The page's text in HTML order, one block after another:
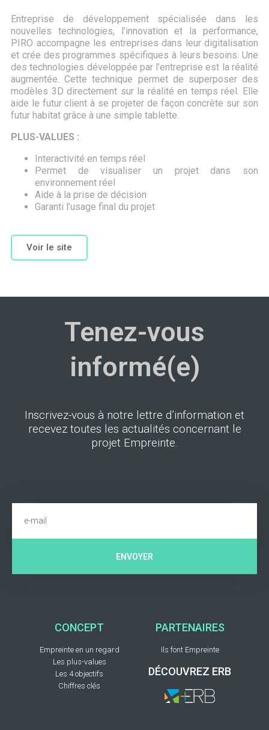
Entreprise de développement spécialisée dans les
nouvelles technologies, l’innovation et la performance,
PIRO accompagne les entreprises dans leur digitalisation
et crée des programmes spécifiques à leurs besoins. Une
des technologies développée par l’entreprise est la réalité
augmentée. Cette technique permet de superposer des
modèles 3D directement sur la réalité en temps réel. Elle
aide le futur client à se projeter de façon concrète sur son
futur habitat grâce à une simple tablette.
PLUS-VALUES :
Interactivité en temps réel
Permet de visualiser un projet dans son
environnement réel
Aide à la prise de décision
Garanti l’usage final du projet
Voir le site
Tenez-vous
informé(e)
Inscrivez-vous à notre lettre d’information et
recevez toutes les actualités concernant le
projet Empreinte.
ENVOYER
CONCEPT
Empreinte en un regard
Les plus-values
Les 4 objectifs
Chiffres clés
PARTENAIRES
Ils font Empreinte
DÉCOUVREZ ERB